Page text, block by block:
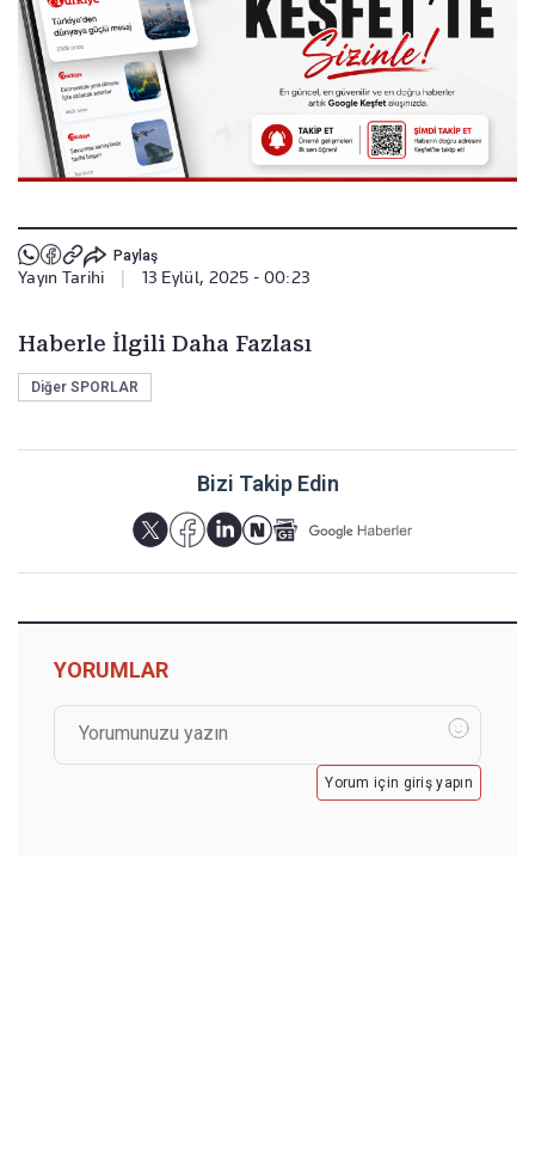
Paylaş
Yayın Tarihi 13 Eylül, 2025 - 00:23
Haberle İlgili Daha Fazlası
Diğer SPORLAR
Bizi Takip Edin
YORUMLAR
Yorum için giriş yapın